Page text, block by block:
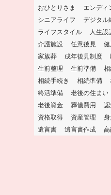
おひとりさま
エンディ
シニアライフ
デジタル
ライフスタイル
人生設
介護施設
任意後見
家族葬
成年後見制度
生前整理
生前準備
相続手続き
相続準備
終活準備
老後の住まい
老後資金
葬儀費用
資格取得
資産管理
遺言書
遺言書作成